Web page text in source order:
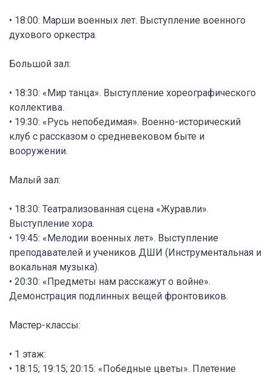
• 18:00: Марши военных лет. Выступление военного
духового оркестра.
Большой зал:
• 18:30: «Мир танца». Выступление хореографического
коллектива.
• 19:30: «Русь непобедимая». Военно-исторический
клуб с рассказом о средневековом быте и
вооружении.
Малый зал:
• 18:30: Театрализованная сцена «Журавли».
Выступление хора.
• 19:45: «Мелодии военных лет». Выступление
преподавателей и учеников ДШИ (Инструментальная и
вокальная музыка).
• 20:30: «Предметы нам расскажут о войне».
Демонстрация подлинных вещей фронтовиков.
Мастер-классы:
• 1 этаж:
• 18:15; 19:15; 20:15: «Победные цветы». Плетение